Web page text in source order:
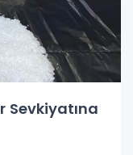
Sevkiyatına